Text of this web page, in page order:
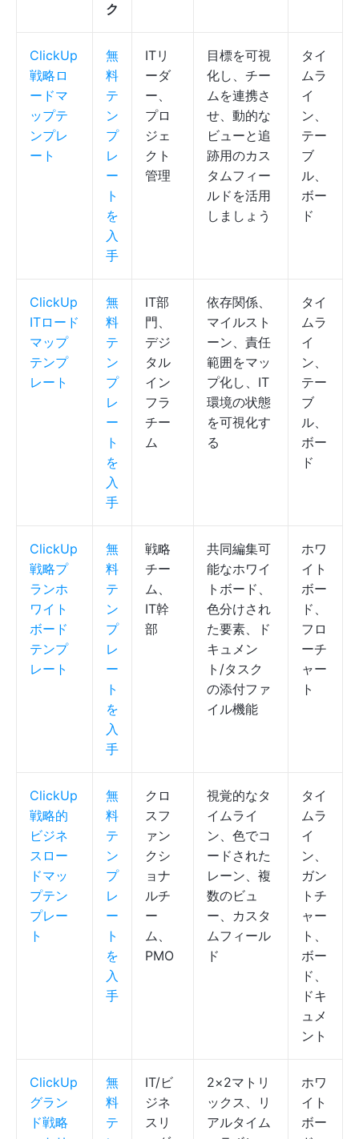
ク
ClickUp
戦略ロ
ードマ
ップテ
ンプレ
ート
無
料
テ
ン
プ
レ
ー
ト
を
入
手
ITリ
ーダ
ー、
プロ
ジェ
クト
管理
目標を可視
化し、チー
ムを連携さ
せ、動的な
ビューと追
跡用のカス
タムフィー
ルドを活用
しましょう
タイ
ムラ
イ
ン、
テー
ブ
ル、
ボー
ド
ClickUp
ITロード
マップ
テンプ
レート
無
料
テ
ン
プ
レ
ー
ト
を
入
手
IT部
門、
デジ
タル
イン
フラ
チー
ム
依存関係、
マイルスト
ーン、責任
範囲をマッ
プ化し、IT
環境の状態
を可視化す
る
タイ
ムラ
イ
ン、
テー
ブ
ル、
ボー
ド
ClickUp
戦略プ
ランホ
ワイト
ボード
テンプ
レート
無
料
テ
ン
プ
レ
ー
ト
を
入
手
戦略
チー
ム、
IT幹
部
共同編集可
能なホワイ
トボード、
色分けされ
た要素、ド
キュメン
ト/タスク
の添付ファ
イル機能
ホワ
イト
ボー
ド、
フロ
ーチ
ャー
ト
ClickUp
戦略的
ビジネ
スロー
ドマッ
プテン
プレー
ト
無
料
テ
ン
プ
レ
ー
ト
を
入
手
クロ
スフ
ァン
クシ
ョナ
ルチ
ー
ム、
PMO
視覚的なタ
イムライ
ン、色でコ
ードされた
レーン、複
数のビュ
ー、カスタ
ムフィール
ド
タイ
ムラ
イ
ン、
ガン
トチ
ャー
ト、
ボー
ド、
ドキ
ュメ
ント
ClickUp
グラン
ド戦略
無
料
テ
IT/ビ
ジネ
スリ
2×2マトリ
ックス、リ
アルタイム
ホワ
イト
ボー